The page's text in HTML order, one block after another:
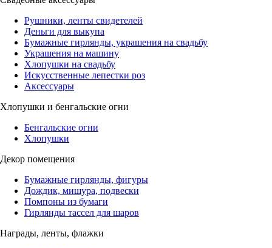
Рушники, ленты свидетелей
Деньги для выкупа
Бумажные гирлянды, украшения на свадьбу
Украшения на машину
Хлопушки на свадьбу
Искусственные лепестки роз
Аксессуары
Хлопушки и бенгальские огни
Бенгальские огни
Хлопушки
Декор помещения
Бумажные гирлянды, фигуры
Дождик, мишура, подвески
Помпоны из бумаги
Гирлянды тассел для шаров
Награды, ленты, флажки